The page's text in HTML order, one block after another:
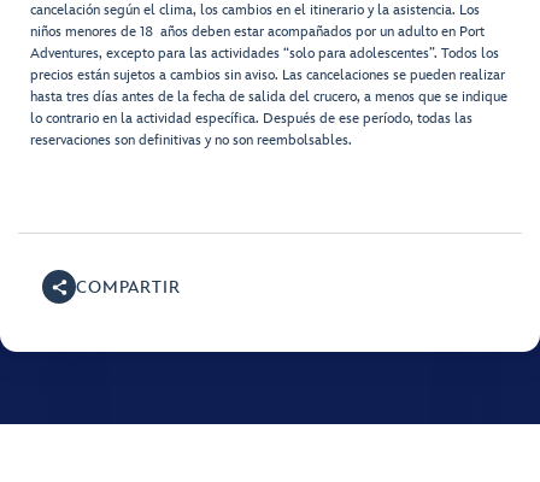
cancelación según el clima, los cambios en el itinerario y la asistencia. Los
niños menores de 18 años deben estar acompañados por un adulto en Port
Adventures, excepto para las actividades “solo para adolescentes”. Todos los
precios están sujetos a cambios sin aviso. Las cancelaciones se pueden realizar
hasta tres días antes de la fecha de salida del crucero, a menos que se indique
lo contrario en la actividad específica. Después de ese período, todas las
reservaciones son definitivas y no son reembolsables.
COMPARTIR